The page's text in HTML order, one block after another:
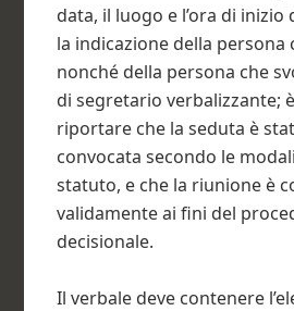
data, il luogo e l’ora di
la indicazione della persona
nonché della persona che
di segretario verbalizzante;
riportare che la seduta è
convocata secondo le
statuto, e che la riunione è
validamente ai fini del
decisionale.
Il verbale deve contenere